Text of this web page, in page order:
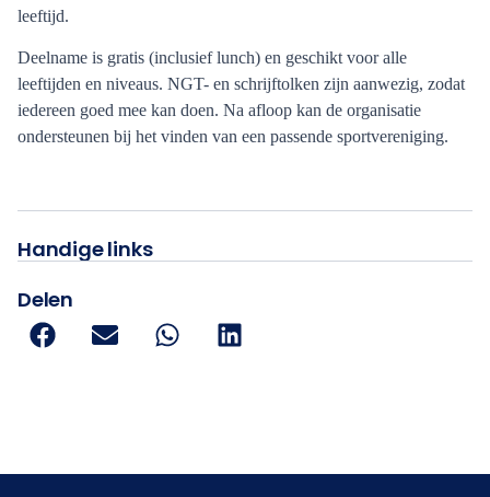
Handige links
Delen
leeftijd.
Deelname is gratis (inclusief lunch) en geschikt voor alle
leeftijden en niveaus. NGT- en schrijftolken zijn aanwezig, zodat
iedereen goed mee kan doen. Na afloop kan de organisatie
ondersteunen bij het vinden van een passende sportvereniging.